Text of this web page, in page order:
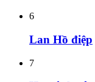
6
Lan Hồ điệp
7